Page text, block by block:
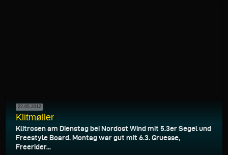
22.05.2012
Klitmøller
Klitrosen am Dienstag bei Nordost Wind mit 5.3er Segel und
Freestyle Board. Montag war gut mit 6.3. Gruesse,
Freerider...